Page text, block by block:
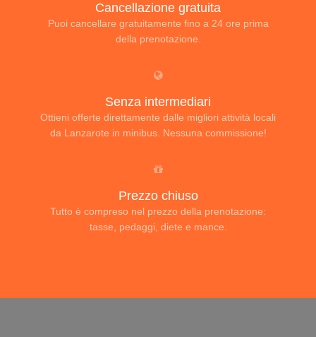
Cancellazione gratuita
Puoi cancellare gratuitamente fino a 24 ore prima
della prenotazione.
Senza intermediari
Ottieni offerte direttamente dalle migliori attività locali
da Lanzarote in minibus. Nessuna commissione!
Prezzo chiuso
Tutto è compreso nel prezzo della prenotazione:
tasse, pedaggi, diete e mance.